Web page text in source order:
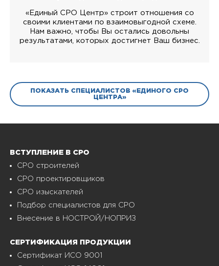
«Единый СРО Центр» строит отношения со
своими клиентами по взаимовыгодной схеме.
Нам важно, чтобы Вы остались довольны
результатами, которых достигнет Ваш бизнес.
ПОКАЗАТЬ СПЕЦИАЛИСТОВ «ЕДИНОГО СРО
ЦЕНТРА»
ВСТУПЛЕНИЕ В СРО
СРО строителей
СРО проектировщиков
СРО изыскателей
Подбор специалистов для СРО
Внесение в НОСТРОЙ/НОПРИЗ
СЕРТИФИКАЦИЯ ПРОДУКЦИИ
Сертификат ИСО 9001